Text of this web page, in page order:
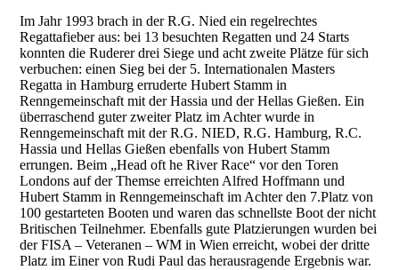
Im Jahr 1993 brach in der R.G. Nied ein regelrechtes
Regattafieber aus: bei 13 besuchten Regatten und 24 Starts
konnten die Ruderer drei Siege und acht zweite Plätze für sich
verbuchen: einen Sieg bei der 5. Internationalen Masters
Regatta in Hamburg erruderte Hubert Stamm in
Renngemeinschaft mit der Hassia und der Hellas Gießen. Ein
überraschend guter zweiter Platz im Achter wurde in
Renngemeinschaft mit der R.G. NIED, R.G. Hamburg, R.C.
Hassia und Hellas Gießen ebenfalls von Hubert Stamm
errungen. Beim „Head oft he River Race“ vor den Toren
Londons auf der Themse erreichten Alfred Hoffmann und
Hubert Stamm in Renngemeinschaft im Achter den 7.Platz von
100 gestarteten Booten und waren das schnellste Boot der nicht
Britischen Teilnehmer. Ebenfalls gute Platzierungen wurden bei
der FISA – Veteranen – WM in Wien erreicht, wobei der dritte
Platz im Einer von Rudi Paul das herausragende Ergebnis war.